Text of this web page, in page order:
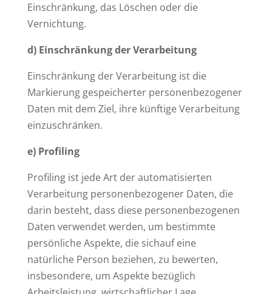
Einschränkung, das Löschen oder die
Vernichtung.
d) Einschränkung der Verarbeitung
Einschränkung der Verarbeitung ist die
Markierung gespeicherter personenbezogener
Daten mit dem Ziel, ihre künftige Verarbeitung
einzuschränken.
e) Profiling
Profiling ist jede Art der automatisierten
Verarbeitung personenbezogener Daten, die
darin besteht, dass diese personenbezogenen
Daten verwendet werden, um bestimmte
persönliche Aspekte, die sichauf eine
natürliche Person beziehen, zu bewerten,
insbesondere, um Aspekte bezüglich